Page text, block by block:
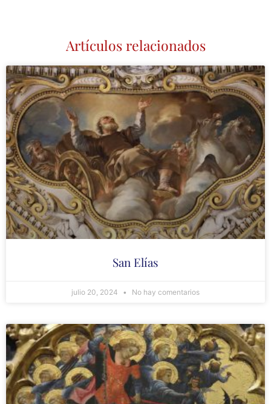
Artículos relacionados
San Elías
julio 20, 2024 No hay comentarios